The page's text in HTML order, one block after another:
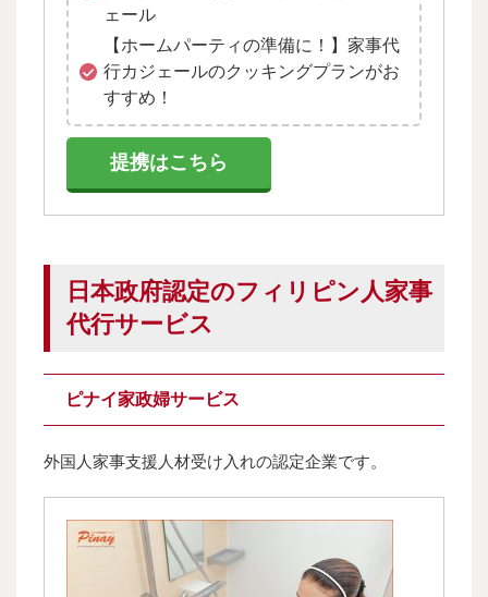
ェール
【ホームパーティの準備に！】家事代
行カジェールのクッキングプランがお
すすめ！
提携はこちら
日本政府認定のフィリピン人家事
代行サービス
ピナイ家政婦サービス
外国人家事支援人材受け入れの認定企業です。